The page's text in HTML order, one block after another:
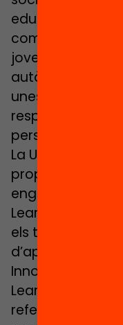
educatiu cap a
competencial
joves puguin
autònomes
unes pràctiques
responguin al
persones
La UNESCO,
propòsit
engegat més
Learning in a
els treballs
d’aprenentatge
Innovative
Learning,
referència